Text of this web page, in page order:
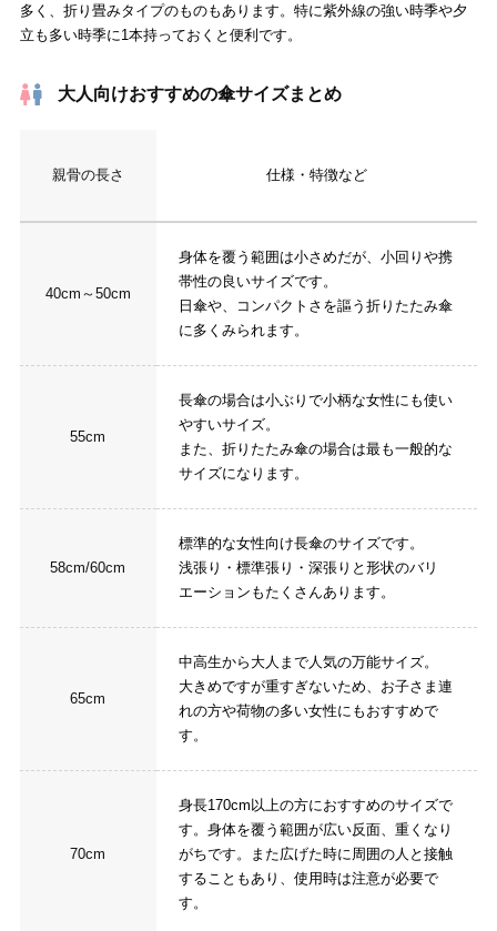
多く、折り畳みタイプのものもあります。特に紫外線の強い時季や夕
立も多い時季に1本持っておくと便利です。
大人向けおすすめの傘サイズまとめ
親骨の長さ 仕様・特徴など
40cm～50cm
身体を覆う範囲は小さめだが、小回りや携
帯性の良いサイズです。
日傘や、コンパクトさを謳う折りたたみ傘
に多くみられます。
55cm
長傘の場合は小ぶりで小柄な女性にも使い
やすいサイズ。
また、折りたたみ傘の場合は最も一般的な
サイズになります。
58cm/60cm
標準的な女性向け長傘のサイズです。
浅張り・標準張り・深張りと形状のバリ
エーションもたくさんあります。
65cm
中高生から大人まで人気の万能サイズ。
大きめですが重すぎないため、お子さま連
れの方や荷物の多い女性にもおすすめで
す。
70cm
身長170cm以上の方におすすめのサイズで
す。身体を覆う範囲が広い反面、重くなり
がちです。また広げた時に周囲の人と接触
することもあり、使用時は注意が必要で
す。